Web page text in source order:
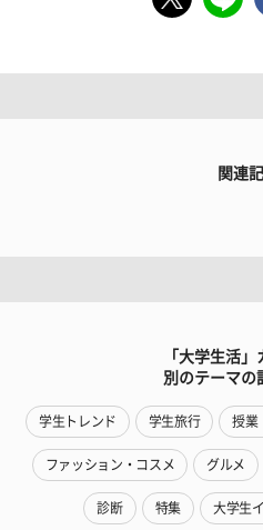
関連
「大学生活
別のテーマの
学生トレンド 学生旅行 授業
ファッション・コスメ グルメ
診断 特集 大学生